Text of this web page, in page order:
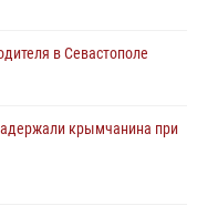
в Севастополе
крымчанина при